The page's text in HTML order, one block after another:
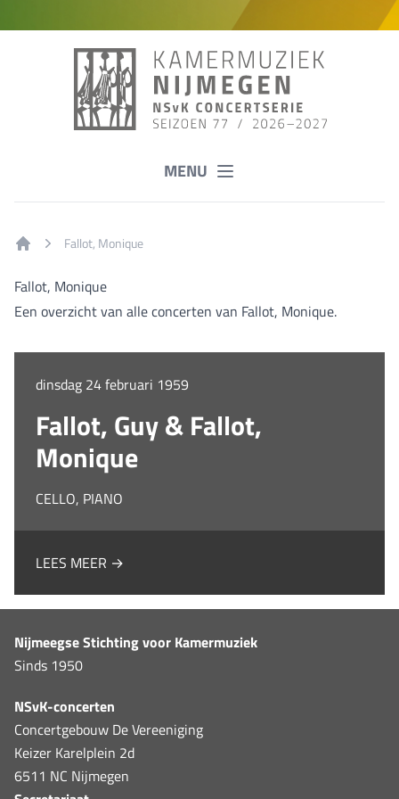
MENU
Fallot, Monique
Fallot, Monique
Een overzicht van alle concerten van Fallot, Monique.
dinsdag 24 februari 1959
Fallot, Guy & Fallot,
Monique
CELLO, PIANO
LEES MEER →
Nijmeegse Stichting voor Kamermuziek
Sinds 1950
NSvK-concerten
Concertgebouw De Vereeniging
Keizer Karelplein 2d
6511 NC Nijmegen